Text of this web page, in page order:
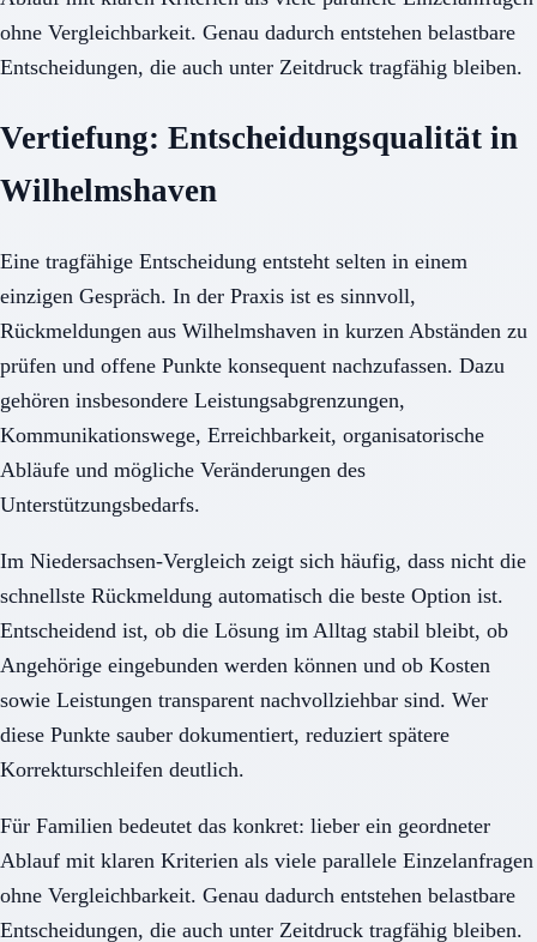
ohne Vergleichbarkeit. Genau dadurch entstehen belastbare
Entscheidungen, die auch unter Zeitdruck tragfähig bleiben.
Vertiefung: Entscheidungsqualität in
Wilhelmshaven
Eine tragfähige Entscheidung entsteht selten in einem
einzigen Gespräch. In der Praxis ist es sinnvoll,
Rückmeldungen aus Wilhelmshaven in kurzen Abständen zu
prüfen und offene Punkte konsequent nachzufassen. Dazu
gehören insbesondere Leistungsabgrenzungen,
Kommunikationswege, Erreichbarkeit, organisatorische
Abläufe und mögliche Veränderungen des
Unterstützungsbedarfs.
Im Niedersachsen-Vergleich zeigt sich häufig, dass nicht die
schnellste Rückmeldung automatisch die beste Option ist.
Entscheidend ist, ob die Lösung im Alltag stabil bleibt, ob
Angehörige eingebunden werden können und ob Kosten
sowie Leistungen transparent nachvollziehbar sind. Wer
diese Punkte sauber dokumentiert, reduziert spätere
Korrekturschleifen deutlich.
Für Familien bedeutet das konkret: lieber ein geordneter
Ablauf mit klaren Kriterien als viele parallele Einzelanfragen
ohne Vergleichbarkeit. Genau dadurch entstehen belastbare
Entscheidungen, die auch unter Zeitdruck tragfähig bleiben.